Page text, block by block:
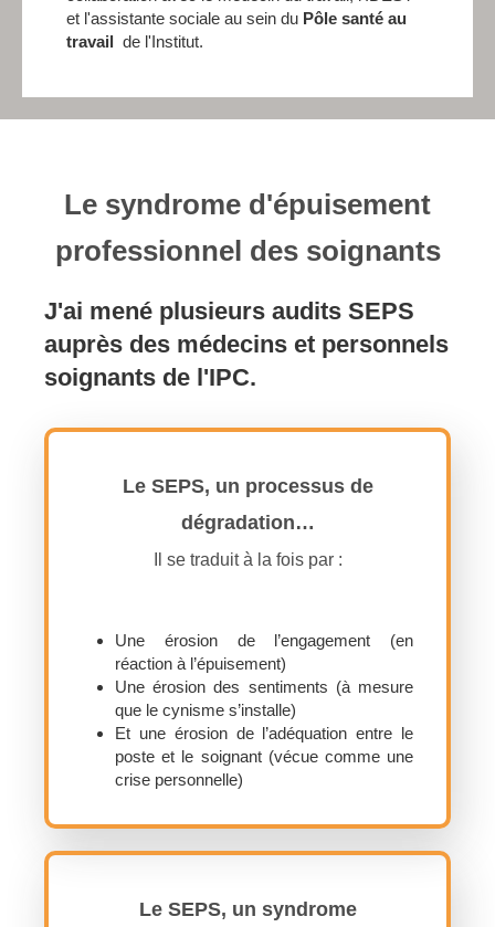
et l'assistante sociale au sein du Pôle santé au
travail de l'Institut.
Le syndrome d'épuisement
professionnel des soignants
J'ai mené plusieurs audits SEPS
auprès des médecins et personnels
soignants de l'IPC.
Le SEPS, un processus de
dégradation…
Il se traduit à la fois par :
Une érosion de l’engagement (en
réaction à l’épuisement)
Une érosion des sentiments (à mesure
que le cynisme s’installe)
Et une érosion de l’adéquation entre le
poste et le soignant (vécue comme une
crise personnelle)
Le SEPS, un syndrome